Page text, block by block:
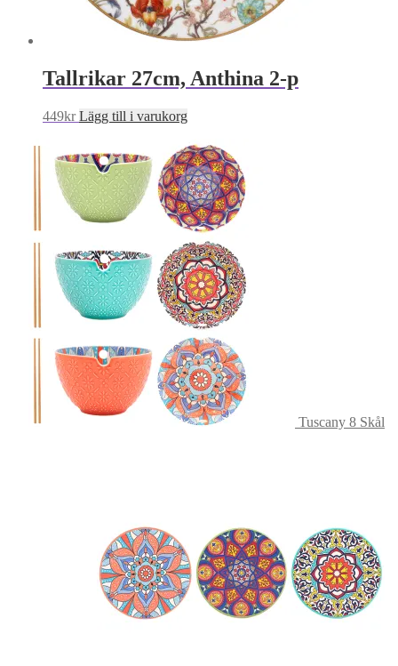
Tallrikar 27cm, Anthina 2-p
449kr Lägg till i varukorg
Tuscany 8 Skål